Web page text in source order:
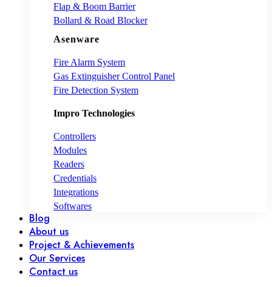
Flap & Boom Barrier
Bollard & Road Blocker
Asenware
Fire Alarm System
Gas Extinguisher Control Panel
Fire Detection System
Impro Technologies
Controllers
Modules
Readers
Credentials
Integrations
Softwares
Blog
About us
Project & Achievements
Our Services
Contact us